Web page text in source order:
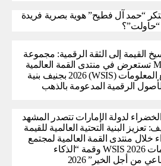
“حمد آل فطيح” هوية بصرية فريدة
القيمة إلى الثقة الرقمية: مجموعة
METRA تستعرض في منتدى القمة العالمية
لمجتمع المعلومات (WSIS) 2026 بجنيف بنية
الرقمية المدعومة بالذهب
الخضراء لدولة الإمارات تتصدر المشهد
تعزيز البنية التحتية العالمية للقيمة
خلال منتدى القمة العالمية لمجتمع
المعلومات WSIS 2026 وقمة “الذكاء
من أجل الخير” 2026